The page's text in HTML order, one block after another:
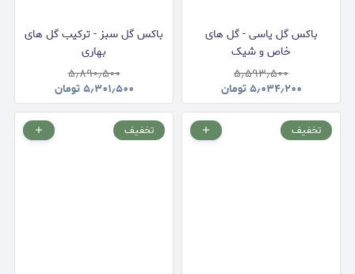
باکس گل یاسی - گل های
خاص و شیک
۵٫۵۹۳٫۵۰۰
۵٫۰۳۴٫۲۰۰تومان
باکس گل سبز - ترکیب گل های
بهاری
۵٫۸۹۰٫۵۰۰
۵٫۳۰۱٫۵۰۰تومان
تخفیف تخفیف